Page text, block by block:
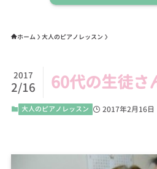
ホーム 大人のピアノレッスン
60代の生徒さ
2017
2/16
大人のピアノレッスン 2017年2月16日